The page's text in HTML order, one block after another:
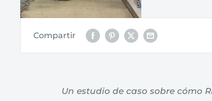
Compartir
Un estudio de caso sobre cómo